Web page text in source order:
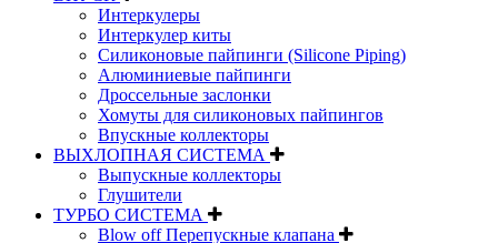
Интеркулеры
Интеркулер киты
Силиконовые пайпинги (Silicone Piping)
Алюминиевые пайпинги
Дроссельные заслонки
Хомуты для силиконовых пайпингов
Впускные коллекторы
ВЫХЛОПНАЯ СИСТЕМА
Выпускные коллекторы
Глушители
ТУРБО СИСТЕМА
Blow off Перепускные клапана